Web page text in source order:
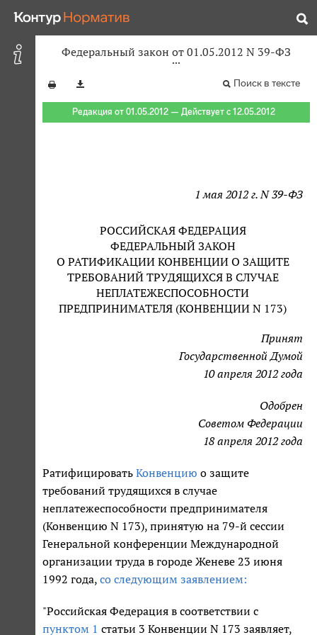
Федеральный закон от 01.05.2012 N 39-ФЗ
Поиск в тексте
Редакция от 01.05.2012 — Действует с 12.05.2012
1 мая 2012 г. N 39-ФЗ
РОССИЙСКАЯ ФЕДЕРАЦИЯ
ФЕДЕРАЛЬНЫЙ ЗАКОН
О РАТИФИКАЦИИ КОНВЕНЦИИ О ЗАЩИТЕ
ТРЕБОВАНИЙ ТРУДЯЩИХСЯ В СЛУЧАЕ
НЕПЛАТЕЖЕСПОСОБНОСТИ
ПРЕДПРИНИМАТЕЛЯ (КОНВЕНЦИИ N 173)
Принят
Государственной Думой
10 апреля 2012 года
Одобрен
Советом Федерации
18 апреля 2012 года
Ратифицировать Конвенцию о защите
требований трудящихся в случае
неплатежеспособности предпринимателя
(Конвенцию N 173), принятую на 79-й сессии
Генеральной конференции Международной
организации труда в городе Женеве 23 июня
1992 года, со следующим заявлением:
"Российская Федерация в соответствии с
пунктом 1 статьи 3 Конвенции N 173 заявляет,